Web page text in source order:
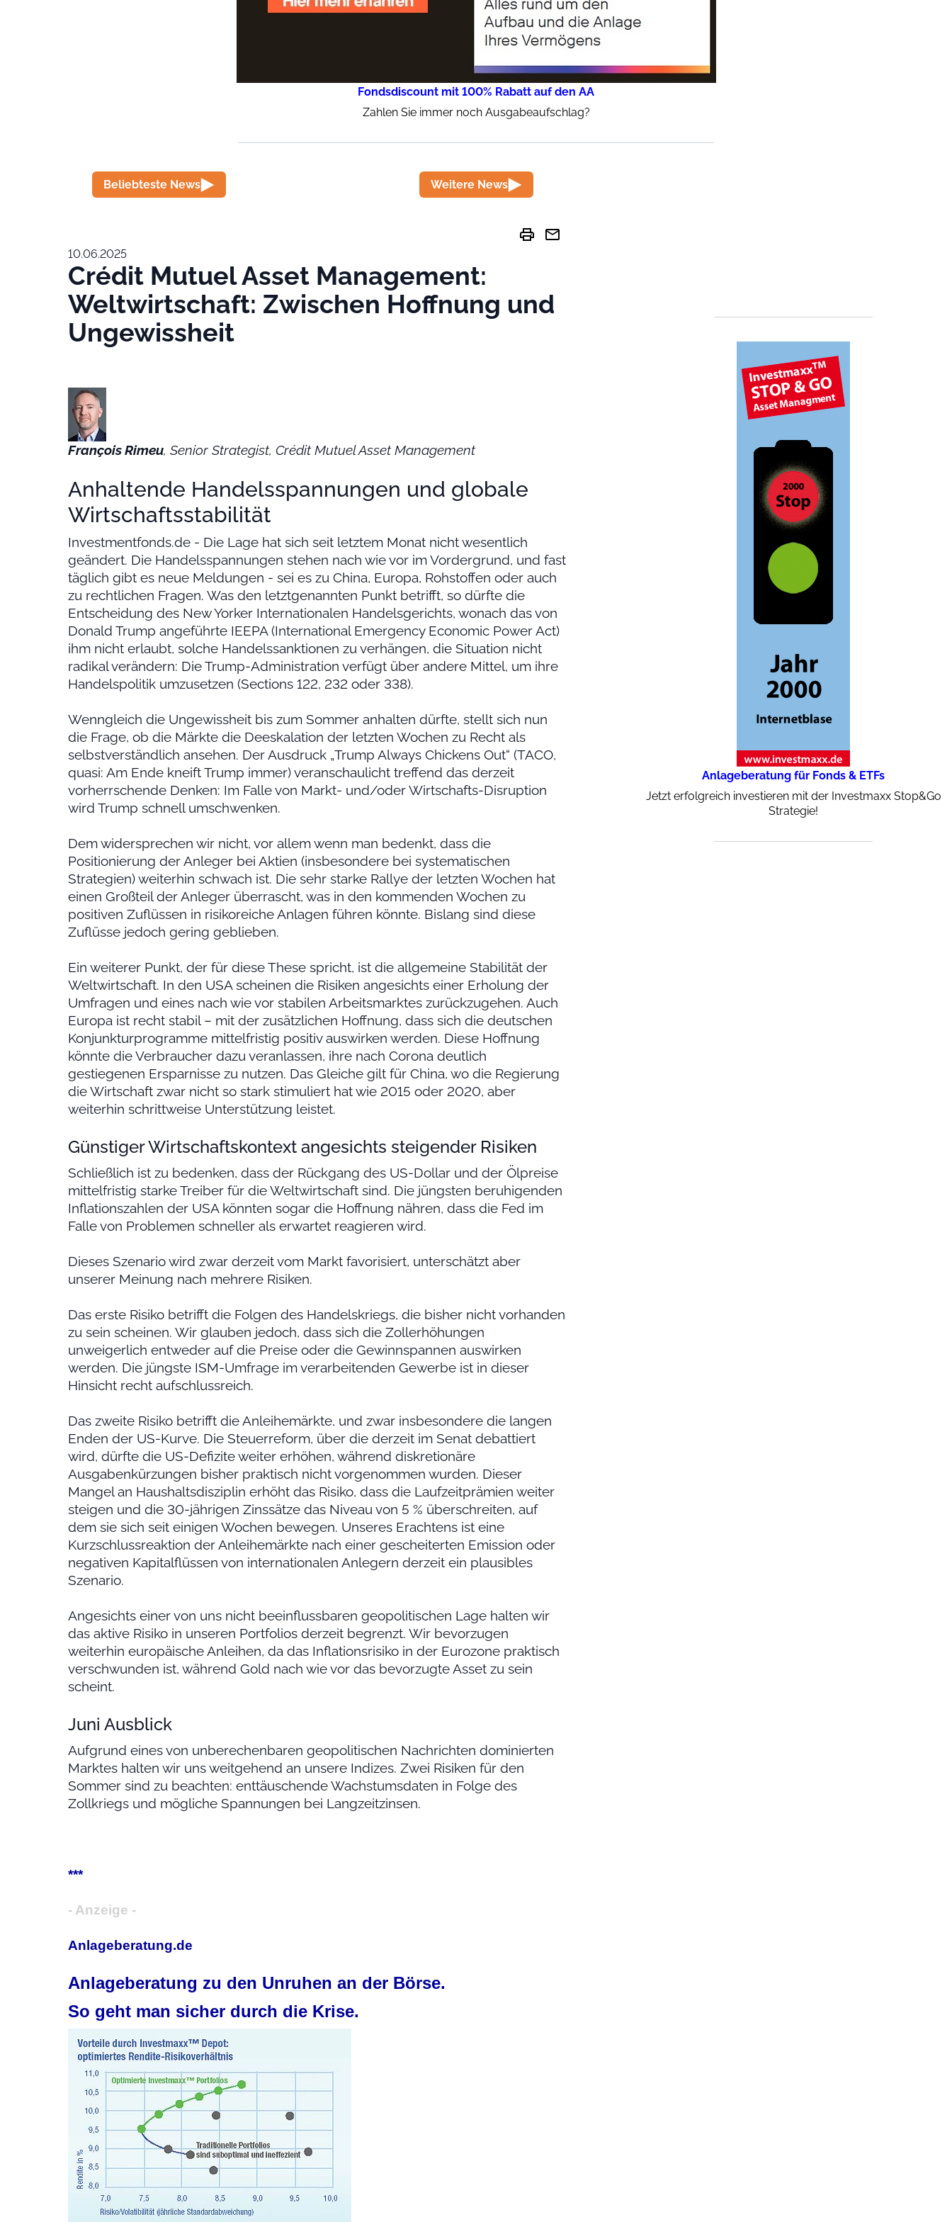
Fondsdiscount mit 100% Rabatt auf den AA
Zahlen Sie immer noch Ausgabeaufschlag?
Beliebteste News Weitere News
print mail
10.06.2025
Crédit Mutuel Asset Management:
Weltwirtschaft: Zwischen Hoffnung und
Ungewissheit
François Rimeu, Senior Strategist, Crédit Mutuel Asset Management
Anhaltende Handelsspannungen und globale
Wirtschaftsstabilität
Investmentfonds.de - Die Lage hat sich seit letztem Monat nicht wesentlich
geändert. Die Handelsspannungen stehen nach wie vor im Vordergrund, und fast
täglich gibt es neue Meldungen - sei es zu China, Europa, Rohstoffen oder auch
zu rechtlichen Fragen. Was den letztgenannten Punkt betrifft, so dürfte die
Entscheidung des New Yorker Internationalen Handelsgerichts, wonach das von
Donald Trump angeführte IEEPA (International Emergency Economic Power Act)
ihm nicht erlaubt, solche Handelssanktionen zu verhängen, die Situation nicht
radikal verändern: Die Trump-Administration verfügt über andere Mittel, um ihre
Handelspolitik umzusetzen (Sections 122, 232 oder 338).
Wenngleich die Ungewissheit bis zum Sommer anhalten dürfte, stellt sich nun
die Frage, ob die Märkte die Deeskalation der letzten Wochen zu Recht als
selbstverständlich ansehen. Der Ausdruck „Trump Always Chickens Out“ (TACO,
quasi: Am Ende kneift Trump immer) veranschaulicht treffend das derzeit
vorherrschende Denken: Im Falle von Markt- und/oder Wirtschafts-Disruption
wird Trump schnell umschwenken.
Dem widersprechen wir nicht, vor allem wenn man bedenkt, dass die
Positionierung der Anleger bei Aktien (insbesondere bei systematischen
Strategien) weiterhin schwach ist. Die sehr starke Rallye der letzten Wochen hat
einen Großteil der Anleger überrascht, was in den kommenden Wochen zu
positiven Zuflüssen in risikoreiche Anlagen führen könnte. Bislang sind diese
Zuflüsse jedoch gering geblieben.
Ein weiterer Punkt, der für diese These spricht, ist die allgemeine Stabilität der
Weltwirtschaft. In den USA scheinen die Risiken angesichts einer Erholung der
Umfragen und eines nach wie vor stabilen Arbeitsmarktes zurückzugehen. Auch
Europa ist recht stabil – mit der zusätzlichen Hoffnung, dass sich die deutschen
Konjunkturprogramme mittelfristig positiv auswirken werden. Diese Hoffnung
könnte die Verbraucher dazu veranlassen, ihre nach Corona deutlich
gestiegenen Ersparnisse zu nutzen. Das Gleiche gilt für China, wo die Regierung
die Wirtschaft zwar nicht so stark stimuliert hat wie 2015 oder 2020, aber
weiterhin schrittweise Unterstützung leistet.
Günstiger Wirtschaftskontext angesichts steigender Risiken
Schließlich ist zu bedenken, dass der Rückgang des US-Dollar und der Ölpreise
mittelfristig starke Treiber für die Weltwirtschaft sind. Die jüngsten beruhigenden
Inflationszahlen der USA könnten sogar die Hoffnung nähren, dass die Fed im
Falle von Problemen schneller als erwartet reagieren wird.
Dieses Szenario wird zwar derzeit vom Markt favorisiert, unterschätzt aber
unserer Meinung nach mehrere Risiken.
Das erste Risiko betrifft die Folgen des Handelskriegs, die bisher nicht vorhanden
zu sein scheinen. Wir glauben jedoch, dass sich die Zollerhöhungen
unweigerlich entweder auf die Preise oder die Gewinnspannen auswirken
werden. Die jüngste ISM-Umfrage im verarbeitenden Gewerbe ist in dieser
Hinsicht recht aufschlussreich.
Das zweite Risiko betrifft die Anleihemärkte, und zwar insbesondere die langen
Enden der US-Kurve. Die Steuerreform, über die derzeit im Senat debattiert
wird, dürfte die US-Defizite weiter erhöhen, während diskretionäre
Ausgabenkürzungen bisher praktisch nicht vorgenommen wurden. Dieser
Mangel an Haushaltsdisziplin erhöht das Risiko, dass die Laufzeitprämien weiter
steigen und die 30-jährigen Zinssätze das Niveau von 5 % überschreiten, auf
dem sie sich seit einigen Wochen bewegen. Unseres Erachtens ist eine
Kurzschlussreaktion der Anleihemärkte nach einer gescheiterten Emission oder
negativen Kapitalflüssen von internationalen Anlegern derzeit ein plausibles
Szenario.
Angesichts einer von uns nicht beeinflussbaren geopolitischen Lage halten wir
das aktive Risiko in unseren Portfolios derzeit begrenzt. Wir bevorzugen
weiterhin europäische Anleihen, da das Inflationsrisiko in der Eurozone praktisch
verschwunden ist, während Gold nach wie vor das bevorzugte Asset zu sein
scheint.
Juni Ausblick
Aufgrund eines von unberechenbaren geopolitischen Nachrichten dominierten
Marktes halten wir uns weitgehend an unsere Indizes. Zwei Risiken für den
Sommer sind zu beachten: enttäuschende Wachstumsdaten in Folge des
Zollkriegs und mögliche Spannungen bei Langzeitzinsen.
***
- Anzeige -
Anlageberatung.de
Anlageberatung zu den Unruhen an der Börse.
So geht man sicher durch die Krise.
Anlageberatung für Fonds & ETFs
Jetzt erfolgreich investieren mit der Investmaxx Stop&Go
Strategie!